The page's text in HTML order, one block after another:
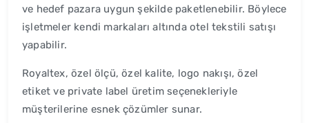
ve hedef pazara uygun şekilde paketlenebilir. Böylece
işletmeler kendi markaları altında otel tekstili satışı
yapabilir.
Royaltex, özel ölçü, özel kalite, logo nakışı, özel
etiket ve private label üretim seçenekleriyle
müşterilerine esnek çözümler sunar.